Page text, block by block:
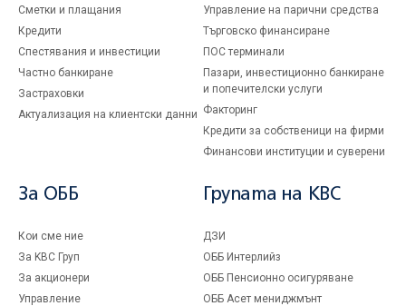
Сметки и плащания
Кредити
Спестявания и инвестиции
Частно банкиране
Застраховки
Актуализация на клиентски данни
Управление на парични средства
Търговско финансиране
ПОС терминали
Пазари, инвестиционно банкиране
и попечителски услуги
Факторинг
Кредити за собственици на фирми
Финансови институции и суверени
За ОББ
Кои сме ние
За KBC Груп
За акционери
Управление
Групата на KBC
ДЗИ
ОББ Интерлийз
ОББ Пенсионно осигуряване
ОББ Асет мениджмънт